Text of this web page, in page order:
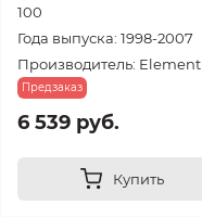
100
Года выпуска: 1998-2007
Производитель: Element
Предзаказ
6 539 руб.
Купить